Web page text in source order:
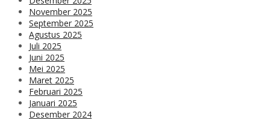
November 2025
September 2025
Agustus 2025
Juli 2025
Juni 2025
Mei 2025
Maret 2025
Februari 2025
Januari 2025
Desember 2024